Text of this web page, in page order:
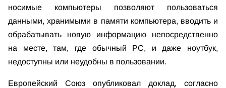
носимые компьютеры позволяют пользоваться
данными, хранимыми в памяти компьютера, вводить и
обрабатывать новую информацию непосредственно
на месте, там, где обычный PC, и даже ноутбук,
недоступны или неудобны в пользовании.
Европейский Союз опубликовал доклад, согласно